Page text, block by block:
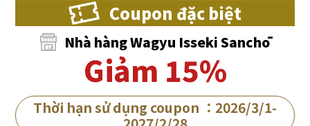
Coupon đặc biệt
Nhà hàng Wagyu Isseki Sanchō
Giảm 15%
Thời hạn sử dụng coupon ：2026/3/1-